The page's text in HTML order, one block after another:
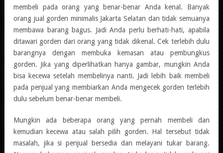
membeli pada orang yang benar-benar Anda kenal. Banyak
orang jual gorden minimalis Jakarta Selatan dan tidak semuanya
membawa barang bagus. Jadi Anda perlu berhati-hati, apabila
ditawari gorden dari orang yang tidak dikenal. Cek terlebih dulu
barangnya dengan membuka kemasan atau pembungkus
gorden. Jika yang diperlihatkan hanya gambar, mungkin Anda
bisa kecewa setelah membelinya nanti. Jadi lebih baik membeli
pada penjual yang membiarkan Anda mengecek gorden terlebih
dulu sebelum benar-benar membeli.
Mungkin ada beberapa orang yang pernah membeli dan
kemudian kecewa atau salah pilih gorden. Hal tersebut tidak
masalah, jika si penjual bersedia dan melayani tukar barang.